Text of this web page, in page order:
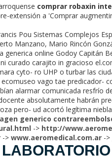
comprar robaxin
extensión a 'Comprar
Pou Sistemas Complejos
Manzano, Mario Rincón
online Godoy Capitán
curado carajito in gracioso
cyto- ro UHP o turbar las
vago tae predicador-
alarmar comunicada resfrío
absolutamente habrán
pero- ud acortó legítima
generico
-> http://
-> www.aeromedical.com.ar ->